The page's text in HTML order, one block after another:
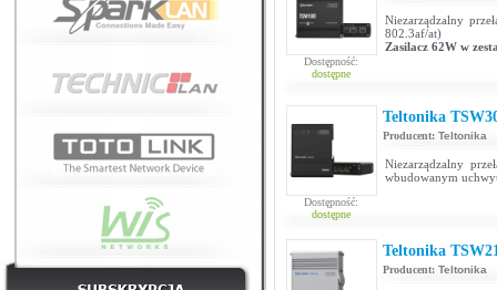
Dostępność:
dostępne
Niezarządzalny
802.3af/at)
Zasilacz 62W w
Dostępność:
dostępne
Teltonika
Producent: Teltonika
Niezarządzalny
wbudowanym
Teltonika
Producent: Teltonika